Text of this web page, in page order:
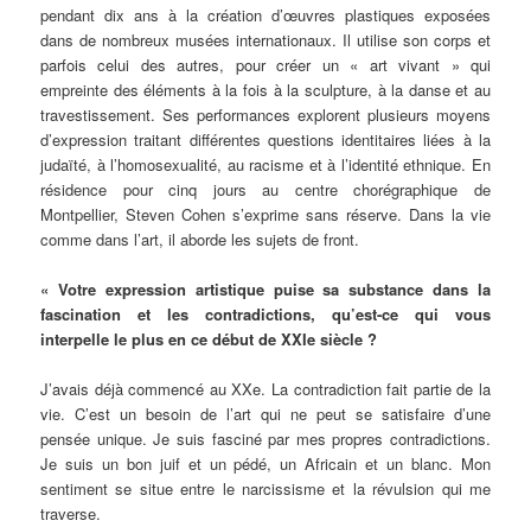
pendant dix ans à la création d’œuvres plastiques exposées
dans de nombreux musées internationaux. Il utilise son corps et
parfois celui des autres, pour créer un « art vivant » qui
empreinte des éléments à la fois à la sculpture, à la danse et au
travestissement. Ses performances explorent plusieurs moyens
d’expression traitant différentes questions identitaires liées à la
judaïté, à l’homosexualité, au racisme et à l’identité ethnique. En
résidence pour cinq jours au centre chorégraphique de
Montpellier, Steven Cohen s’exprime sans réserve. Dans la vie
comme dans l’art, il aborde les sujets de front.
« Votre expression artistique puise sa substance dans la
fascination et les contradictions, qu’est-ce qui vous
interpelle le plus en ce début de XXIe siècle ?
J’avais déjà commencé au XXe. La contradiction fait partie de la
vie. C’est un besoin de l’art qui ne peut se satisfaire d’une
pensée unique. Je suis fasciné par mes propres contradictions.
Je suis un bon juif et un pédé, un Africain et un blanc. Mon
sentiment se situe entre le narcissisme et la révulsion qui me
traverse.